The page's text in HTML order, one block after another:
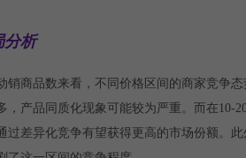
分析
销商品数来看，不同价格区间的商家竞争
，产品同质化现象可能较为严重。而在10-
过差异化竞争有望获得更高的市场份额。